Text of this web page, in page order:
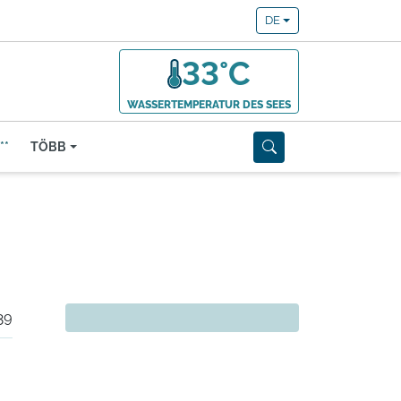
DE
33°C
WASSERTEMPERATUR DES SEES
TÖBB